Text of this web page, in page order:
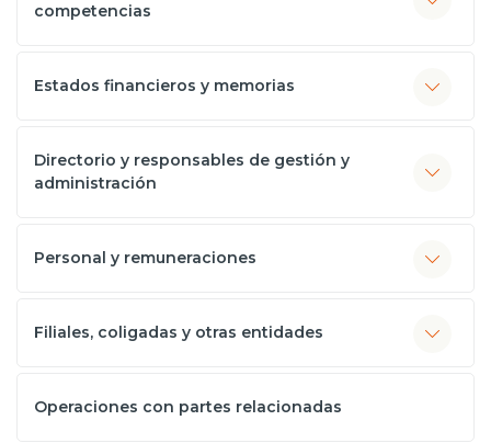
competencias
Estados financieros y memorias
Directorio y responsables de gestión y
administración
Personal y remuneraciones
Filiales, coligadas y otras entidades
Operaciones con partes relacionadas